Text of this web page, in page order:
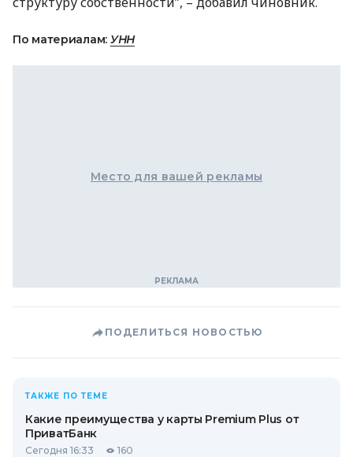
По материалам: УНН
Место для вашей рекламы
ПОДЕЛИТЬСЯ НОВОСТЬЮ
ТАКЖЕ ПО ТЕМЕ
Какие преимущества у карты Premium Plus от
ПриватБанк
Сегодня 16:33 160